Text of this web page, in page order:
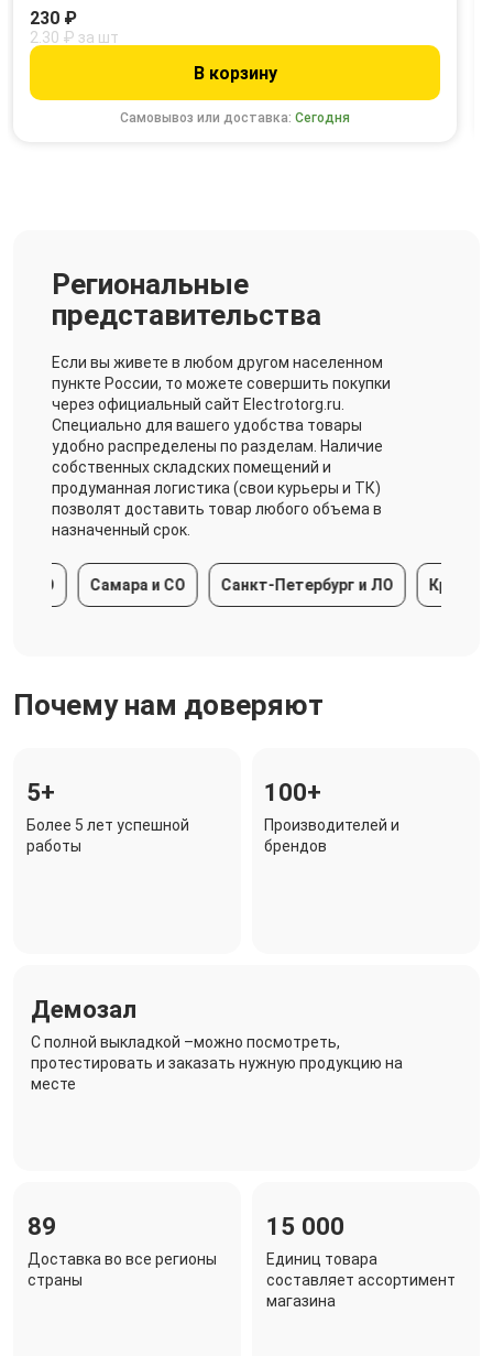
Самовывоз или доставка:Сегодня
230 ₽
2.30 ₽ за шт
В корзину
Региональные
представительства
Если вы живете в любом другом населенном
пункте России, то можете совершить покупки
через официальный сайт Electrotorg.ru.
Специально для вашего удобства товары
удобно распределены по разделам. Наличие
собственных складских помещений и
продуманная логистика (свои курьеры и ТК)
позволят доставить товар любого объема в
назначенный срок.
Самара и СО Санкт-Петербург и ЛО
Почему нам доверяют
5+
Более 5 лет успешной
работы
100+
Производителей и
брендов
Демозал
C полной выкладкой –можно посмотреть,
протестировать и заказать нужную продукцию на
месте
89
Доставка во все регионы
страны
15 000
Единиц товара
составляет ассортимент
магазина